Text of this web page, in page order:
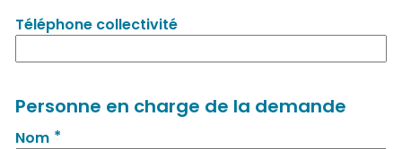
Téléphone collectivité
Personne en charge de la demande
Nom *